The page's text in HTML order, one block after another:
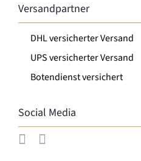
Versandpartner
DHL versicherter Versand
UPS versicherter Versand
Botendienst versichert
Social Media